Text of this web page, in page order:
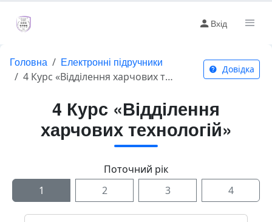
Вхід
Головна Електронні підручники
4 Курс «Відділення харчових технологій»
Довідка
4 Курс «Відділення
харчових технологій»
Поточний рік
1
2 3 4